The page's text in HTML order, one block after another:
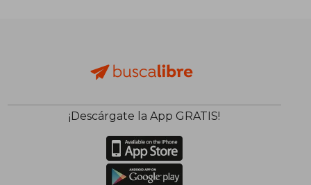
¡Descárgate la App GRATIS!